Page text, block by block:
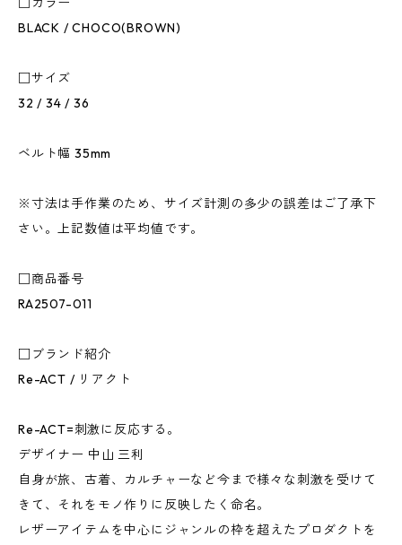
BLACK / CHOCO(BROWN)
□サイズ
32 / 34 / 36
ベルト幅 35mm
※寸法は手作業のため、サイズ計測の多少の誤差はご了承下
さい。上記数値は平均値です。
□商品番号
RA2507-011
□ブランド紹介
Re-ACT / リアクト
Re-ACT=刺激に反応する。
デザイナー 中山 三利
自身が旅、古着、カルチャーなど今まで様々な刺激を受けて
きて、それをモノ作りに反映したく命名。
レザーアイテムを中心にジャンルの枠を超えたプロダクトを